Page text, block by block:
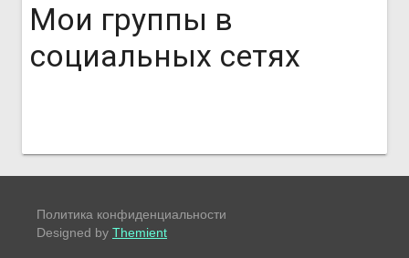
Мои группы в
социальных сетях
Политика конфиденциальности
Designed by Themient